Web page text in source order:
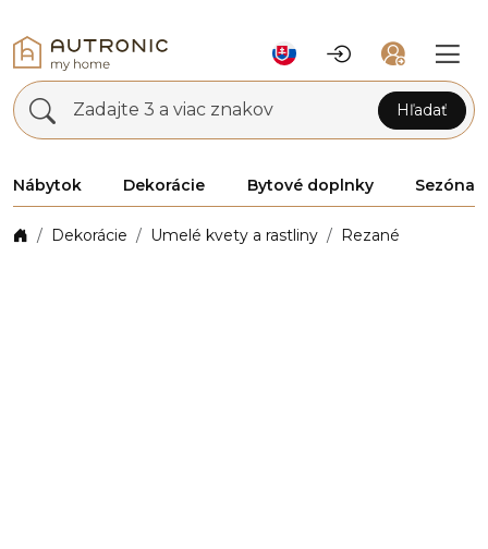
Zadajte 3 a viac znakov Hľadať
Nábytok Dekorácie Bytové doplnky Sezóna
Dekorácie Umelé kvety a rastliny Rezané